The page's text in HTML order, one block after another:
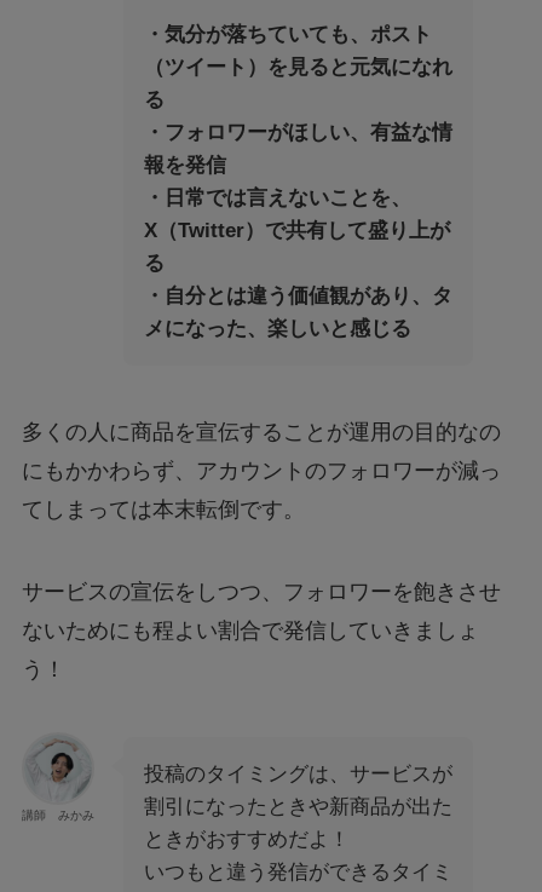
・気分が落ちていても、ポスト
（ツイート）を見ると元気になれ
る
・フォロワーがほしい、有益な情
報を発信
・日常では言えないことを、
X（Twitter）で共有して盛り上が
る
・自分とは違う価値観があり、タ
メになった、楽しいと感じる
多くの人に商品を宣伝することが運用の目的なの
にもかかわらず、アカウントのフォロワーが減っ
てしまっては本末転倒です。
サービスの宣伝をしつつ、フォロワーを飽きさせ
ないためにも程よい割合で発信していきましょ
う！
講師 みかみ
投稿のタイミングは、サービスが
割引になったときや新商品が出た
ときがおすすめだよ！
いつもと違う発信ができるタイミ